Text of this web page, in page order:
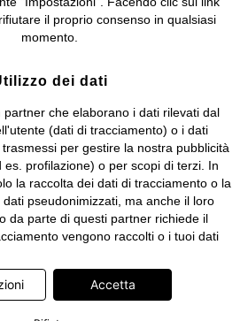
il proprio consenso in qualsiasi
momento.
dei dati
che elaborano i dati rilevati dal
(dati di tracciamento) o i dati
per gestire la nostra pubblicità
profilazione) o per scopi di terzi. In
la raccolta dei dati di tracciamento o la
pseudonimizzati, ma anche il loro
da parte di questi partner richiede il
vengono raccolti o i tuoi dati
di www.bonprix.it. I partner sono le
GmbH, Criteo SA, Google Ireland
Accetta